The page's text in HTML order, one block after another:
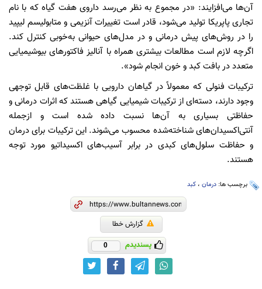
آن‌ها می‌افزایند: «در مجموع به نظر می‌رسد داروی هفت گیاه که با نام
تجاری پاپریکا تولید می‌شود، قادر است تغییرات آنزیمی و متابولیسم لیپید
را در روش‌های پیش درمانی و در مدل‌های حیوانی به‌خوبی کنترل کند.
اگرچه لازم است مطالعات بیشتری همراه با آنالیز فاکتورهای بیوشیمیایی
متعدد در بافت کبد و خون انجام شود».
ترکیبات فنولی که معمولاً در گیاهان دارویی با غلظت‌های قابل توجهی
وجود دارند، دسته‌ای از ترکیبات شیمیایی گیاهی هستند که اثرات درمانی و
حفاظتی بسیاری به آن‌ها نسبت داده شده است و ازجمله
آنتی‌اکسیدان‌های شناخته‌شده محسوب می‌شوند. این ترکیبات برای درمان
و حفاظت سلول‌های کبدی در برابر آسیب‌های اکسیداتیو مورد توجه
هستند.
برچسب ها: درمان ، کبد
گزارش خطا
پسندیدم 0